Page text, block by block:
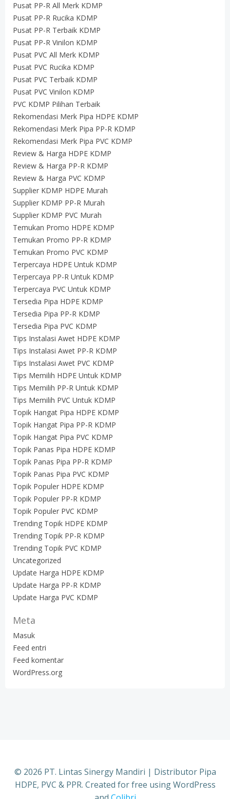
Pusat PP-R All Merk KDMP
Pusat PP-R Rucika KDMP
Pusat PP-R Terbaik KDMP
Pusat PP-R Vinilon KDMP
Pusat PVC All Merk KDMP
Pusat PVC Rucika KDMP
Pusat PVC Terbaik KDMP
Pusat PVC Vinilon KDMP
PVC KDMP Pilihan Terbaik
Rekomendasi Merk Pipa HDPE KDMP
Rekomendasi Merk Pipa PP-R KDMP
Rekomendasi Merk Pipa PVC KDMP
Review & Harga HDPE KDMP
Review & Harga PP-R KDMP
Review & Harga PVC KDMP
Supplier KDMP HDPE Murah
Supplier KDMP PP-R Murah
Supplier KDMP PVC Murah
Temukan Promo HDPE KDMP
Temukan Promo PP-R KDMP
Temukan Promo PVC KDMP
Terpercaya HDPE Untuk KDMP
Terpercaya PP-R Untuk KDMP
Terpercaya PVC Untuk KDMP
Tersedia Pipa HDPE KDMP
Tersedia Pipa PP-R KDMP
Tersedia Pipa PVC KDMP
Tips Instalasi Awet HDPE KDMP
Tips Instalasi Awet PP-R KDMP
Tips Instalasi Awet PVC KDMP
Tips Memilih HDPE Untuk KDMP
Tips Memilih PP-R Untuk KDMP
Tips Memilih PVC Untuk KDMP
Topik Hangat Pipa HDPE KDMP
Topik Hangat Pipa PP-R KDMP
Topik Hangat Pipa PVC KDMP
Topik Panas Pipa HDPE KDMP
Topik Panas Pipa PP-R KDMP
Topik Panas Pipa PVC KDMP
Topik Populer HDPE KDMP
Topik Populer PP-R KDMP
Topik Populer PVC KDMP
Trending Topik HDPE KDMP
Trending Topik PP-R KDMP
Trending Topik PVC KDMP
Uncategorized
Update Harga HDPE KDMP
Update Harga PP-R KDMP
Update Harga PVC KDMP
Meta
Masuk
Feed entri
Feed komentar
WordPress.org
© 2026 PT. Lintas Sinergy Mandiri | Distributor Pipa
HDPE, PVC & PPR. Created for free using WordPress